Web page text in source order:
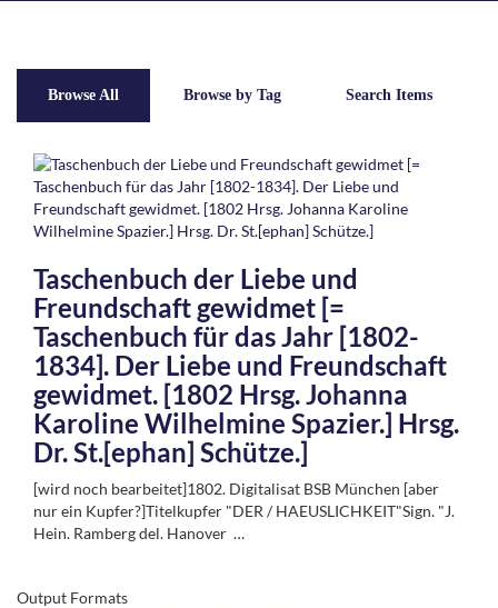
Browse All Browse by Tag Search Items
Taschenbuch der Liebe und
Freundschaft gewidmet [=
Taschenbuch für das Jahr [1802-
1834]. Der Liebe und Freundschaft
gewidmet. [1802 Hrsg. Johanna
Karoline Wilhelmine Spazier.] Hrsg.
Dr. St.[ephan] Schütze.]
[wird noch bearbeitet]1802. Digitalisat BSB München [aber
nur ein Kupfer?]Titelkupfer "DER / HAEUSLICHKEIT"Sign. "J.
Hein. Ramberg del. Hanover …
Output Formats